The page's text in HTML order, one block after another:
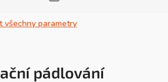
pádlování
všechny parametry